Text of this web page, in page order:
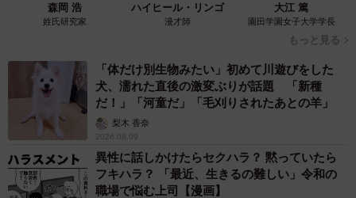
森岡 浩
姓氏研究家
ハイヒール・リンゴ
漫才師
大江 篤
園田学園女子大学学長
もっと見る
「体だけ別生物みたい」初めて川遊びをした
犬、濡れた直後の激変ぶりが話題 「新種
だ！」「河童だ」「毛刈りされたあとの羊」
梨木 香奈
2026.08.09
異性に話しかけたらセクハラ？ 黙っていたら
フキハラ？ 「最近、生きるの難しい」令和の
職場で悩む上司【漫画】